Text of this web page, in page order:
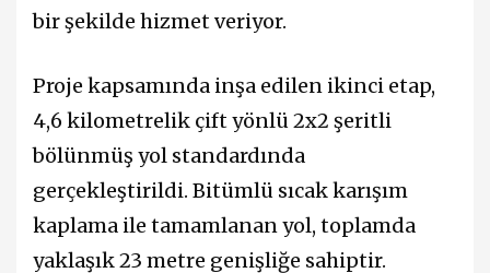
bir şekilde hizmet veriyor.
Proje kapsamında inşa edilen ikinci etap,
4,6 kilometrelik çift yönlü 2x2 şeritli
bölünmüş yol standardında
gerçekleştirildi. Bitümlü sıcak karışım
kaplama ile tamamlanan yol, toplamda
yaklaşık 23 metre genişliğe sahiptir.